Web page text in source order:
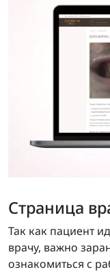
Страница
Так как пациент
врачу, важно
ознакомиться с